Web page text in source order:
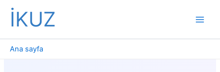
İçeriğe
İKUZ
Ana sayfa